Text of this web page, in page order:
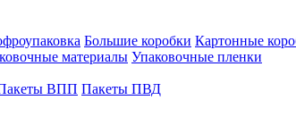
Большие коробки Картонные
материалы Упаковочные пленки
ВПП Пакеты ПВД